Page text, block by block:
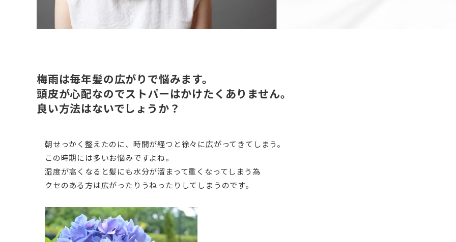
梅雨は毎年髪の広がりで悩みます。
頭皮が心配なのでストパーはかけたくありません。
良い方法はないでしょうか？
朝せっかく整えたのに、時間が経つと徐々に広がってきてしまう。
この時期には多いお悩みですよね。
湿度が高くなると髪にも水分が溜まって重くなってしまう為
クセのある方は広がったりうねったりしてしまうのです。